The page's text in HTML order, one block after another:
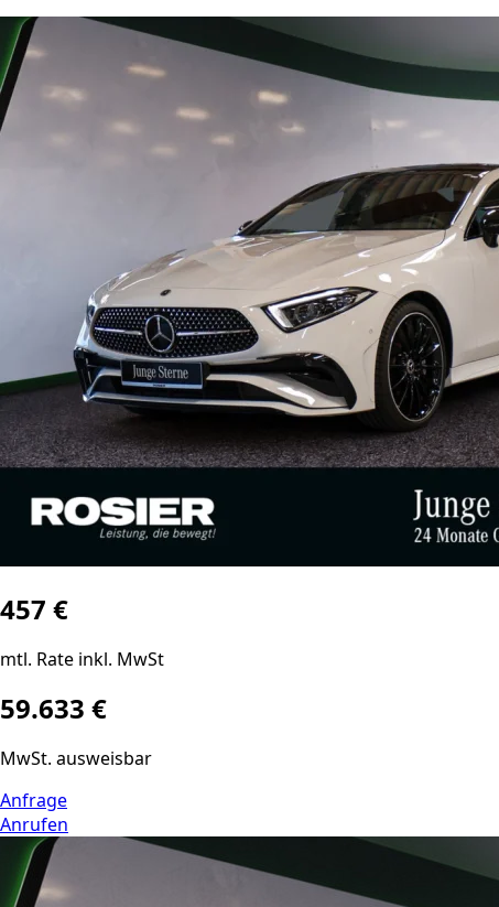
457 €
mtl. Rate inkl. MwSt
59.633 €
MwSt. ausweisbar
Anfrage
Anrufen